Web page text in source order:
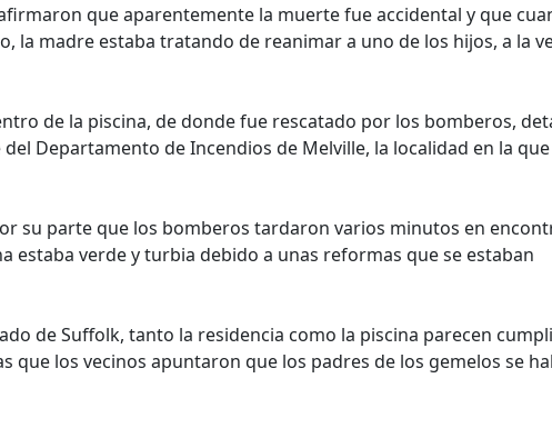
que aparentemente la muerte fue accidental y que
la madre estaba tratando de reanimar a uno de los hijos, a la
de la piscina, de donde fue rescatado por los bomberos,
Departamento de Incendios de Melville, la localidad en la
su parte que los bomberos tardaron varios minutos en
estaba verde y turbia debido a unas reformas que se estaban
de Suffolk, tanto la residencia como la piscina parecen
que los vecinos apuntaron que los padres de los gemelos se